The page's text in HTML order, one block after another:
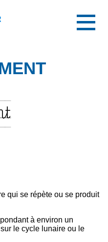
qui se répète ou se produit
à environ un
le cycle lunaire ou le